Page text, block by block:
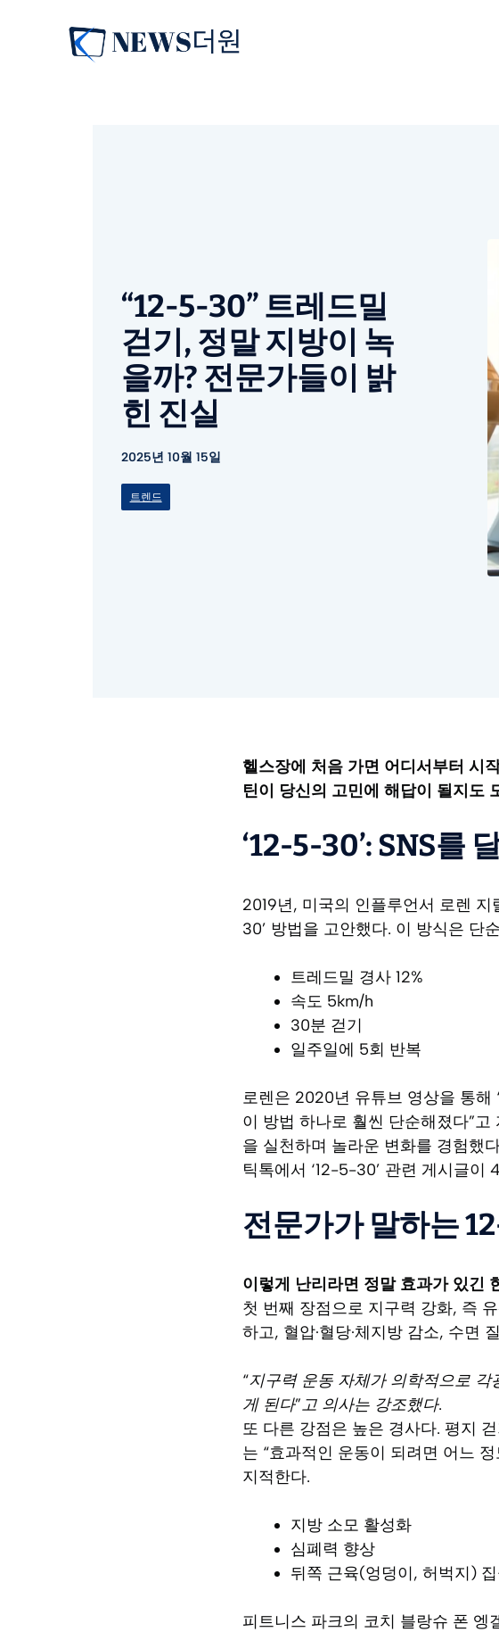
“12-5-30” 트레드밀
걷기, 정말 지방이 녹
을까? 전문가들이 밝
힌 진실
2025년 10월 15일
트렌드
헬스장에 처음 가면 어디서부터 시
틴이 당신의 고민에 해답이 될지도
‘12-5-30’: SNS를
2019년, 미국의 인플루언서 로렌
30’ 방법을 고안했다. 이 방식은 단
트레드밀 경사 12%
속도 5km/h
30분 걷기
일주일에 5회 반복
로렌은 2020년 유튜브 영상을 통해
이 방법 하나로 훨씬 단순해졌다”
을 실천하며 놀라운 변화를 경험했
틱톡에서 ‘12-5-30’ 관련 게시글이
전문가가 말하는
이렇게 난리라면 정말 효과가 있긴
첫 번째 장점으로 지구력 강화, 즉
하고, 혈압·혈당·체지방 감소, 수면
“지구력 운동 자체가 의학적으로
게 된다”고 의사는 강조했다.
또 다른 강점은 높은 경사다. 평지
는 “효과적인 운동이 되려면 어느
지적한다.
지방 소모 활성화
심폐력 향상
뒤쪽 근육(엉덩이, 허벅지)
피트니스 파크의 코치 블랑슈 폰